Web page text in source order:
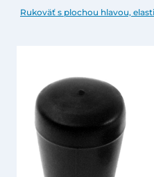
Rukoväť s plochou hlavou,